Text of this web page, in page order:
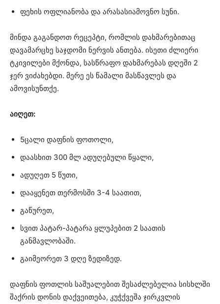
ფეხის ოფლიანობა და არასასიამოვნო სუნი.
მინდა გაგანდოთ რეცეპტი, რომლის დახმარებითაც
დავამარცხე საჯდომი ნერვის ანთება. ისეთი ძლიერი
ტკივილები მქონდა, სასწრაფო დახმარებას დღეში 2
ჯერ ვიძახებდი. მერე ეს წამალი მასწავლეს და
ამოვისუნთქე.
აიღეთ:
5ცალი დაფნის ფოთოლი,
დაასხით 300 მლ ადუღებული წყალი,
ადუღეთ 5 წუთი,
დააყენეთ თერმოსში 3-4 საათით,
გაწურეთ,
სვით პატარ-პატარა ყლუპებით 2 საათის
განმავლობაში.
გაიმეორეთ 3 დღე ზედიზედ.
დაფნის ფოთლის საშუალებით შესაძლებელია სისხლში
შაქრის დონის დაქვეითება, კუჭქვეშა ჯირკვლის